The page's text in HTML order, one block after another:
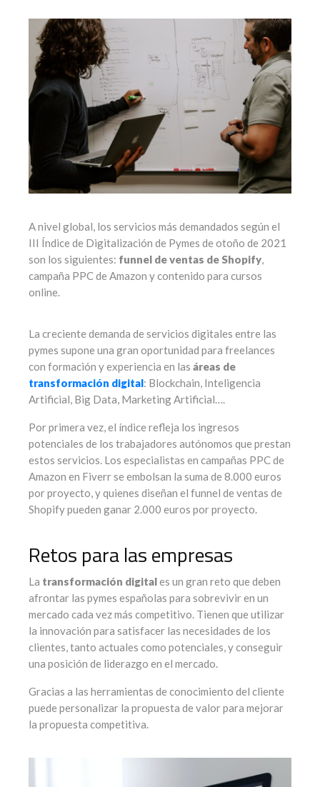
A nivel global, los servicios más demandados según el
III Índice de Digitalización de Pymes de otoño de 2021
son los siguientes: funnel de ventas de Shopify,
campaña PPC de Amazon y contenido para cursos
online.
La creciente demanda de servicios digitales entre las
pymes supone una gran oportunidad para freelances
con formación y experiencia en las áreas de
transformación digital: Blockchain, Inteligencia
Artificial, Big Data, Marketing Artificial….
Por primera vez, el índice refleja los ingresos
potenciales de los trabajadores autónomos que prestan
estos servicios. Los especialistas en campañas PPC de
Amazon en Fiverr se embolsan la suma de 8.000 euros
por proyecto, y quienes diseñan el funnel de ventas de
Shopify pueden ganar 2.000 euros por proyecto.
Retos para las empresas
La transformación digitales un gran reto que deben
afrontar las pymes españolas para sobrevivir en un
mercado cada vez más competitivo. Tienen que utilizar
la innovación para satisfacer las necesidades de los
clientes, tanto actuales como potenciales, y conseguir
una posición de liderazgo en el mercado.
Gracias a las herramientas de conocimiento del cliente
puede personalizar la propuesta de valor para mejorar
la propuesta competitiva.